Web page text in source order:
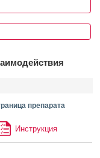
препарата
Инструкция